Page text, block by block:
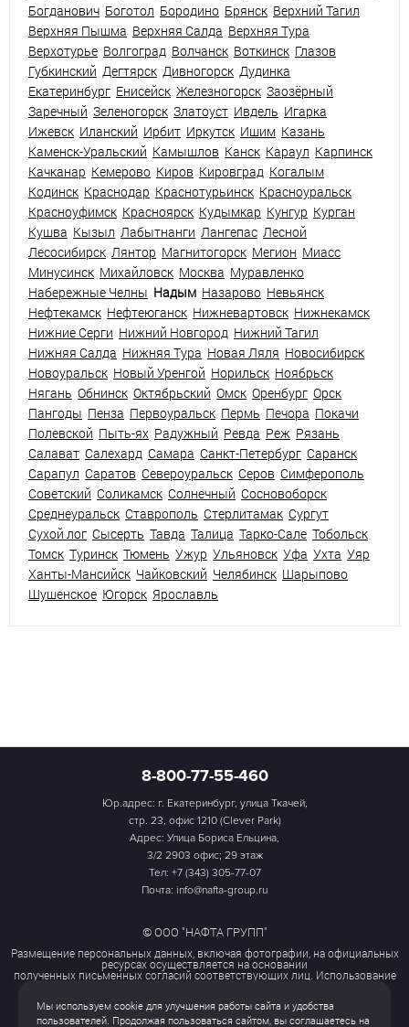
Богданович Боготол Бородино Брянск Верхний Тагил
Верхняя Пышма Верхняя Салда Верхняя Тура
Верхотурье Волгоград Волчанск Воткинск Глазов
Губкинский Дегтярск Дивногорск Дудинка
Екатеринбург Енисейск Железногорск Заозёрный
Заречный Зеленогорск Златоуст Ивдель Игарка
Ижевск Иланский Ирбит Иркутск Ишим Казань
Каменск-Уральский Камышлов Канск Караул Карпинск
Качканар Кемерово Киров Кировград Когалым
Кодинск Краснодар Краснотурьинск Красноуральск
Красноуфимск Красноярск Кудымкар Кунгур Курган
Кушва Кызыл Лабытнанги Лангепас Лесной
Лесосибирск Лянтор Магнитогорск Мегион Миасс
Минусинск Михайловск Москва Муравленко
Набережные Челны Надым Назарово Невьянск
Нефтекамск Нефтеюганск Нижневартовск Нижнекамск
Нижние Серги Нижний Новгород Нижний Тагил
Нижняя Салда Нижняя Тура Новая Ляля Новосибирск
Новоуральск Новый Уренгой Норильск Ноябрьск
Нягань Обнинск Октябрьский Омск Оренбург Орск
Пангоды Пенза Первоуральск Пермь Печора Покачи
Полевской Пыть-ях Радужный Ревда Реж Рязань
Салават Салехард Самара Санкт-Петербург Саранск
Сарапул Саратов Североуральск Серов Симферополь
Советский Соликамск Солнечный Сосновоборск
Среднеуральск Ставрополь Стерлитамак Сургут
Сухой лог Сысерть Тавда Талица Тарко-Сале Тобольск
Томск Туринск Тюмень Ужур Ульяновск Уфа Ухта Уяр
Ханты-Мансийск Чайковский Челябинск Шарыпово
Шушенское Югорск Ярославль
8-800-77-55-460
Юр.адрес: г. Екатеринбург, улица Ткачей,
стр. 23, офис 1210 (Clever Park)
Адрес: Улица Бориса Ельцина,
3/2 2903 офис; 29 этаж
Тел: +7 (343) 305-77-07
Почта: info@nafta-group.ru
© ООО "НАФТА ГРУПП"
Размещение персональных данных, включая фотографии, на официальных
ресурсах осуществляется на основании
полученных письменных согласий соответствующих лиц. Использование
этих материалов третьими лицами
Политика обработки персональных данных
Мы используем cookie для улучшения работы сайта и удобства
пользователей. Продолжая пользоваться сайтом, вы соглашаетесь на